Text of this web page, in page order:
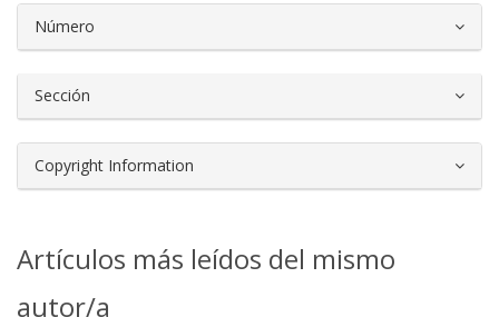
Número
Sección
Copyright Information
Artículos más leídos del mismo
autor/a